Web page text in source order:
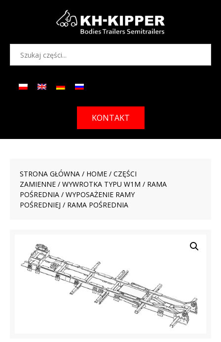
KONTAKT
STRONA GŁÓWNA / HOME / CZĘŚCI
ZAMIENNE / WYWROTKA TYPU W1M / RAMA
POŚREDNIA / WYPOSAŻENIE RAMY
POŚREDNIEJ / RAMA POŚREDNIA